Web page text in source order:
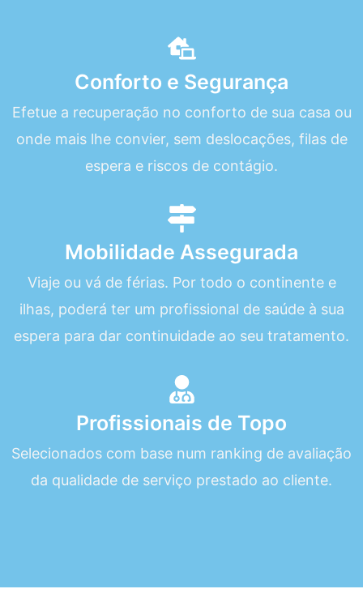
Conforto e Segurança
Efetue a recuperação no conforto de sua casa ou
onde mais lhe convier, sem deslocações, filas de
espera e riscos de contágio.
Mobilidade Assegurada
Viaje ou vá de férias. Por todo o continente e
ilhas, poderá ter um profissional de saúde à sua
espera para dar continuidade ao seu tratamento.
Profissionais de Topo
Selecionados com base num ranking de avaliação
da qualidade de serviço prestado ao cliente.